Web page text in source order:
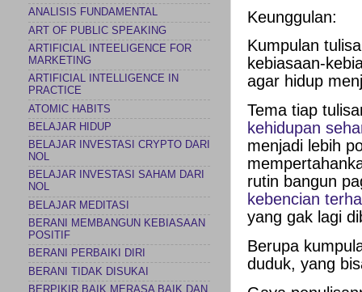
Keunggulan:
Kumpulan
kebiasaan-
agar hidup
Tema tiap
kehidupan
menjadi lebih
rutin bangun
kebencian
yang gak lagi
Berupa
duduk, yang
ANALISIS FUNDAMENTAL
ART OF PUBLIC SPEAKING
ARTIFICIAL INTEELIGENCE FOR
MARKETING
ARTIFICIAL INTELLIGENCE IN
PRACTICE
ATOMIC HABITS
BELAJAR HIDUP
BELAJAR INVESTASI CRYPTO DARI
NOL
BELAJAR INVESTASI SAHAM DARI
NOL
BELAJAR MEDITASI
BERANI MEMBANGUN KEBIASAAN
POSITIF
BERANI PERBAIKI DIRI
BERANI TIDAK DISUKAI
BERPIKIR BAIK MERASA BAIK DAN